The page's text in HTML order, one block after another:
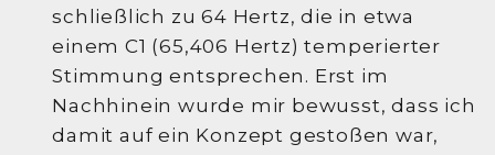
schließlich zu 64 Hertz, die in etwa
einem C1 (65,406 Hertz) temperierter
Stimmung entsprechen. Erst im
Nachhinein wurde mir bewusst, dass ich
damit auf ein Konzept gestoßen war,